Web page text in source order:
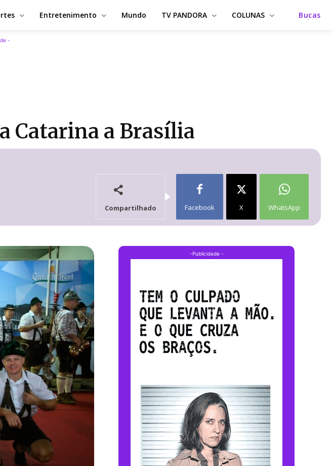
Entretenimento Mundo TV PANDORA COLUNAS Bucas
-
Catarina a Brasília
Compartilhado Facebook X WhatsApp
-Publicidade -